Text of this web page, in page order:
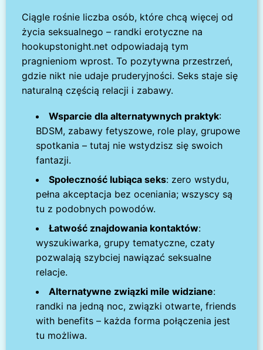
Ciągle rośnie liczba osób, które chcą więcej od
życia seksualnego – randki erotyczne na
hookupstonight.net odpowiadają tym
pragnieniom wprost. To pozytywna przestrzeń,
gdzie nikt nie udaje pruderyjności. Seks staje się
naturalną częścią relacji i zabawy.
Wsparcie dla alternatywnych praktyk:
BDSM, zabawy fetyszowe, role play, grupowe
spotkania – tutaj nie wstydzisz się swoich
fantazji.
Społeczność lubiąca seks: zero wstydu,
pełna akceptacja bez oceniania; wszyscy są
tu z podobnych powodów.
Łatwość znajdowania kontaktów:
wyszukiwarka, grupy tematyczne, czaty
pozwalają szybciej nawiązać seksualne
relacje.
Alternatywne związki mile widziane:
randki na jedną noc, związki otwarte, friends
with benefits – każda forma połączenia jest
tu możliwa.